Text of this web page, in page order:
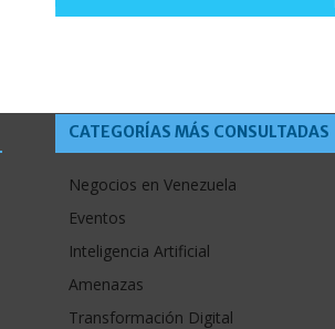
CATEGORÍAS MÁS CONSULTADAS
Negocios en Venezuela
Eventos
Inteligencia Artificial
Amenazas
Transformación Digital